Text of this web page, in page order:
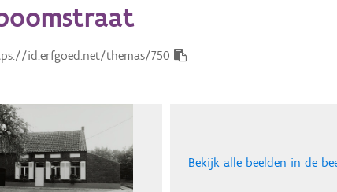
id.erfgoed.net/themas/750
Bekijk alle beelden in de